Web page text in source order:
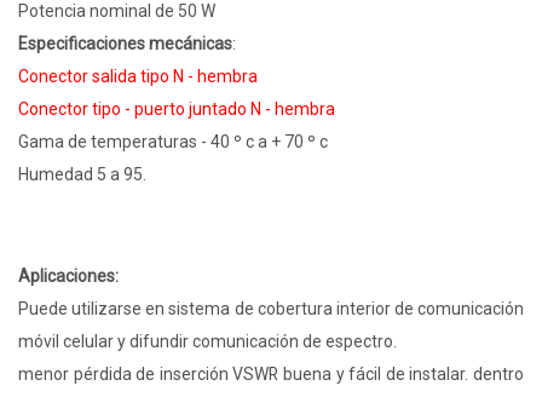
Potencia nominal de 50 W
Especificaciones mecánicas:
Conector salida tipo N - hembra
Conector tipo - puerto juntado N - hembra
Gama de temperaturas - 40 º c a + 70 º c
Humedad 5 a 95.
Aplicaciones:
Puede utilizarse en sistema de cobertura interior de comunicación
móvil celular y difundir comunicación de espectro.
menor pérdida de inserción VSWR buena y fácil de instalar. dentro